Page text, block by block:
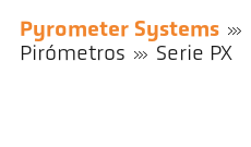
Pyrometer Systems
Pirómetros
Serie PX